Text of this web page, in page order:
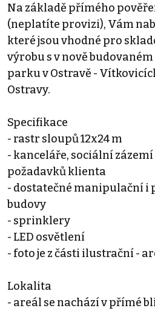
Na základě přímého
(neplatíte provizi), Vám
které jsou vhodné pro
výrobu s v nově
parku v Ostravě -
Ostravy.
Specifikace
- rastr sloupů 12x24 m
- kanceláře, sociální
požadavků klienta
- dostatečné manipulační i
budovy
- sprinklery
- LED osvětlení
- foto je z části ilustrační -
Lokalita
- areál se nachází v přímé